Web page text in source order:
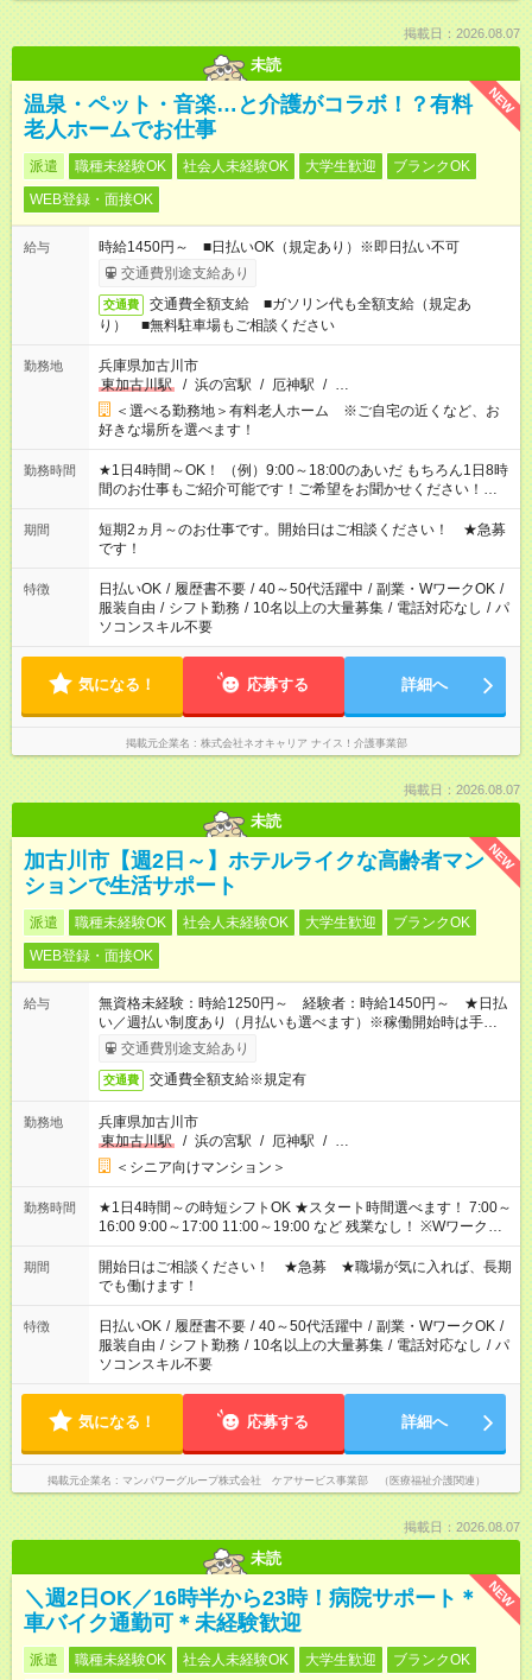
掲載日：2026.08.07
未読
NEW
温泉・ペット・音楽…と介護がコラボ！？有料
老人ホームでお仕事
派遣 職種未経験OK 社会人未経験OK 大学生歓迎
ブランクOK
WEB登録・面接OK
給与
時給1450円～ ■日払いOK（規定あり）※即日払い不可
交通費別途支給あり
交通費
交通費全額支給 ■ガソリン代も全額支給（規定あ
り） ■無料駐車場もご相談ください
勤務地
兵庫県加古川市
東加古川駅
/ 浜の宮駅 / 厄神駅 / …
＜選べる勤務地＞有料老人ホーム ※ご自宅の近くなど、お
好きな場所を選べます！
勤務時間
★1日4時間～OK！ （例）9:00～18:00のあいだ もちろん1日8時
間のお仕事もご紹介可能です！ご希望をお聞かせください！★家
庭の都合でお休みが必要な場合も遠慮なくご相談ください。 ※
週最低15時間以上の勤務が必要です
期間
短期2ヵ月～のお仕事です。開始日はご相談ください！ ★急募
です！
特徴 日払いOK / 履歴書不要 / 40～50代活躍中 / 副業・WワークOK /
服装自由 / シフト勤務 / 10名以上の大量募集 / 電話対応なし / パ
ソコンスキル不要
気になる！ 応募する 詳細へ
掲載元企業名 株式会社ネオキャリア ナイス！介護事業部
掲載日：2026.08.07
未読
NEW
加古川市【週2日～】ホテルライクな高齢者マン
ションで生活サポート
派遣 職種未経験OK 社会人未経験OK 大学生歓迎
ブランクOK
WEB登録・面接OK
給与
無資格未経験：時給1250円～ 経験者：時給1450円～ ★日払
い／週払い制度あり（月払いも選べます）※稼働開始時は手続き
完了次第のお支払いとなります。
交通費別途支給あり
交通費 交通費全額支給※規定有
勤務地
兵庫県加古川市
東加古川駅
/ 浜の宮駅 / 厄神駅 / …
＜シニア向けマンション＞
勤務時間
★1日4時間～の時短シフトOK ★スタート時間選べます！ 7:00～
16:00 9:00～17:00 11:00～19:00 など 残業なし！ ※Wワークの
場合、他のお仕事と合わせ週40時間超の就業はご案内できませ
ん ※法令に基づき、週20時間以上勤務は社会保険への加入対象
となります ※労働者派遣法（日雇い派遣の原則禁止）により、
短時間・短期間の就業はご案内が難しい場合があります
期間
開始日はご相談ください！ ★急募 ★職場が気に入れば、長期
でも働けます！
特徴 日払いOK / 履歴書不要 / 40～50代活躍中 / 副業・WワークOK /
服装自由 / シフト勤務 / 10名以上の大量募集 / 電話対応なし / パ
ソコンスキル不要
気になる！ 応募する 詳細へ
掲載元企業名 マンパワーグループ株式会社 ケアサービス事業部 （医療福祉介護関連）
掲載日：2026.08.07
未読
NEW
＼週2日OK／16時半から23時！病院サポート＊
車バイク通勤可＊未経験歓迎
派遣 職種未経験OK 社会人未経験OK 大学生歓迎 ブランクOK